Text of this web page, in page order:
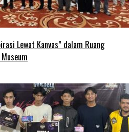
Lewat Kanvas” dalam Ruang